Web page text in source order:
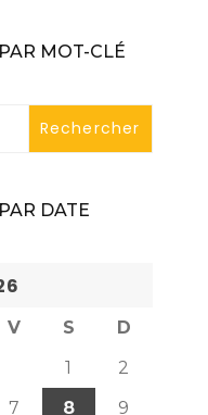
MOT-CLÉ
DATE
V S
D
1
2
7 8
9